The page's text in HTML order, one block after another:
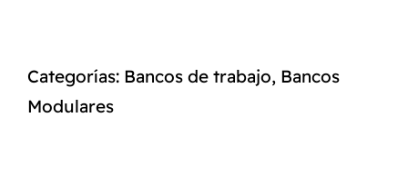
Categorías: Bancos de trabajo, Bancos
Modulares